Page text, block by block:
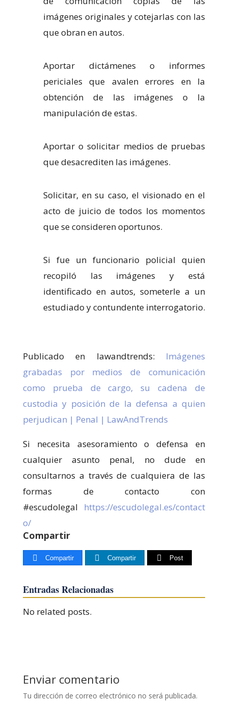
imágenes originales y cotejarlas con las
que obran en autos.
Aportar dictámenes o informes
periciales que avalen errores en la
obtención de las imágenes o la
manipulación de estas.
Aportar o solicitar medios de pruebas
que desacrediten las imágenes.
Solicitar, en su caso, el visionado en el
acto de juicio de todos los momentos
que se consideren oportunos.
Si fue un funcionario policial quien
recopiló las imágenes y está
identificado en autos, someterle a un
estudiado y contundente interrogatorio.
Publicado en lawandtrends: Imágenes
grabadas por medios de comunicación
como prueba de cargo, su cadena de
custodia y posición de la defensa a quien
perjudican | Penal | LawAndTrends
Si necesita asesoramiento o defensa en
cualquier asunto penal, no dude en
consultarnos a través de cualquiera de las
formas de contacto con
#escudolegal https://escudolegal.es/contact
o/
Compartir
Compartir Compartir Post
Entradas Relacionadas
No related posts.
Enviar comentario
Tu dirección de correo electrónico no será publicada.